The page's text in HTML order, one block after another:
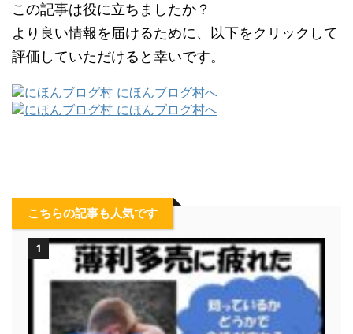
この記事は役に立ちましたか？
より良い情報を届けるために、以下をクリックして
評価していただけると幸いです。
こちらの記事も人気です
1